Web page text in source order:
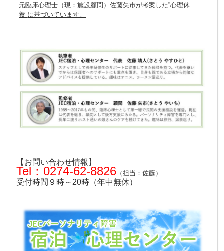
元臨床心理士（現：施設顧問）佐藤矢市が考案した”心理休
養”に基づいています。
【お問い合わせ情報】
Tel：0274-62-8826 （担当：佐藤）
受付時間９時～20時（年中無休）